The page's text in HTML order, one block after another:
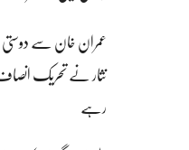
عمران خان سے
نثار نے تحریک
رہے